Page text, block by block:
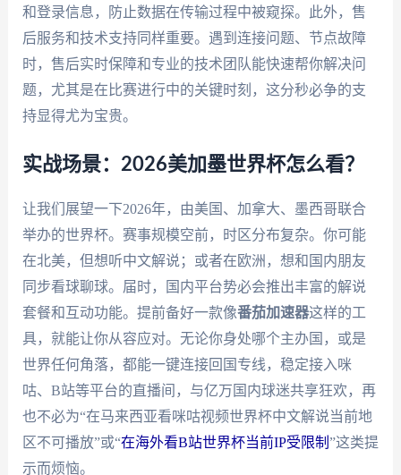
和登录信息，防止数据在传输过程中被窥探。此外，售
后服务和技术支持同样重要。遇到连接问题、节点故障
时，售后实时保障和专业的技术团队能快速帮你解决问
题，尤其是在比赛进行中的关键时刻，这分秒必争的支
持显得尤为宝贵。
实战场景：2026美加墨世界杯怎么看？
让我们展望一下2026年，由美国、加拿大、墨西哥联合
举办的世界杯。赛事规模空前，时区分布复杂。你可能
在北美，但想听中文解说；或者在欧洲，想和国内朋友
同步看球聊球。届时，国内平台势必会推出丰富的解说
套餐和互动功能。提前备好一款像番茄加速器这样的工
具，就能让你从容应对。无论你身处哪个主办国，或是
世界任何角落，都能一键连接回国专线，稳定接入咪
咕、B站等平台的直播间，与亿万国内球迷共享狂欢，再
也不必为“在马来西亚看咪咕视频世界杯中文解说当前地
区不可播放”或“在海外看B站世界杯当前IP受限制 ”这类提
示而烦恼。